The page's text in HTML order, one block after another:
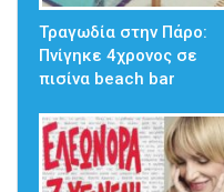
Τραγωδία στην Πάρο:
Πνίγηκε 4χρονος σε
πισίνα beach bar